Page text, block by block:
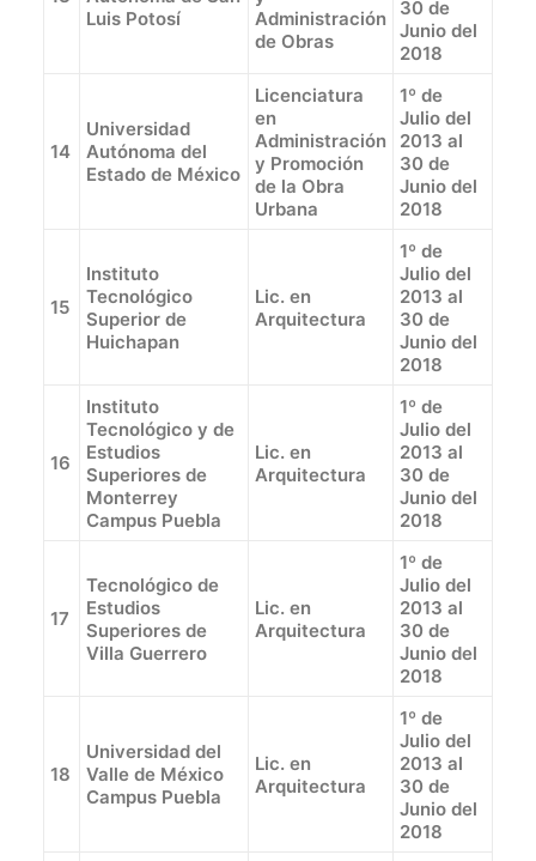
Luis Potosí
Administración
de Obras
30 de
Junio del
2018
14
Universidad
Autónoma del
Estado de México
Licenciatura
en
Administración
y Promoción
de la Obra
Urbana
1º de
Julio del
2013 al
30 de
Junio del
2018
15
Instituto
Tecnológico
Superior de
Huichapan
Lic. en
Arquitectura
1º de
Julio del
2013 al
30 de
Junio del
2018
16
Instituto
Tecnológico y de
Estudios
Superiores de
Monterrey
Campus Puebla
Lic. en
Arquitectura
1º de
Julio del
2013 al
30 de
Junio del
2018
17
Tecnológico de
Estudios
Superiores de
Villa Guerrero
Lic. en
Arquitectura
1º de
Julio del
2013 al
30 de
Junio del
2018
18
Universidad del
Valle de México
Campus Puebla
Lic. en
Arquitectura
1º de
Julio del
2013 al
30 de
Junio del
2018